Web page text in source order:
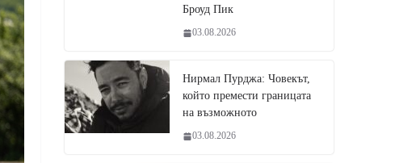
Броуд Пик
03.08.2026
Нирмал Пурджа: Човекът,
който премести границата
на възможното
03.08.2026